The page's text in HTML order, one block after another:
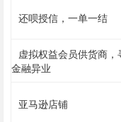
还呗授信，一单一结
虚拟权益会员供货商，
金融异业
亚马逊店铺